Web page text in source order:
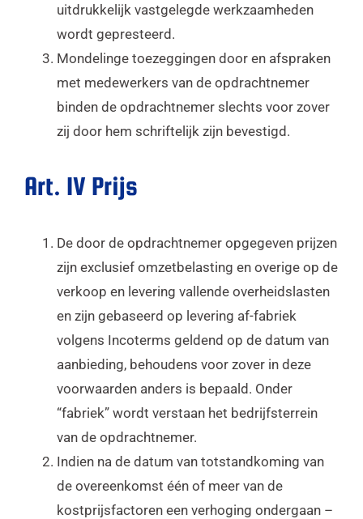
uitdrukkelijk vastgelegde werkzaamheden
wordt gepresteerd.
Mondelinge toezeggingen door en afspraken
met medewerkers van de opdrachtnemer
binden de opdrachtnemer slechts voor zover
zij door hem schriftelijk zijn bevestigd.
Art. IV Prijs
De door de opdrachtnemer opgegeven prijzen
zijn exclusief omzetbelasting en overige op de
verkoop en levering vallende overheidslasten
en zijn gebaseerd op levering af-fabriek
volgens Incoterms geldend op de datum van
aanbieding, behoudens voor zover in deze
voorwaarden anders is bepaald. Onder
“fabriek” wordt verstaan het bedrijfsterrein
van de opdrachtnemer.
Indien na de datum van totstandkoming van
de overeenkomst één of meer van de
kostprijsfactoren een verhoging ondergaan –